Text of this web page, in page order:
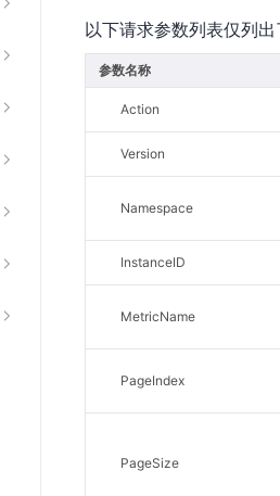
以下请求参数列表仅列
参数名称
Action
Version
Namespace
InstanceID
MetricName
PageIndex
PageSize